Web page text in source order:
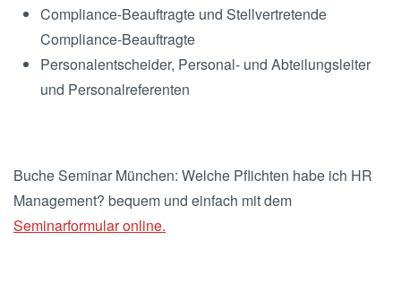
Compliance-Beauftragte und Stellvertretende
Compliance-Beauftragte
Personalentscheider, Personal- und Abteilungsleiter
und Personalreferenten
Buche Seminar München: Welche Pflichten habe ich HR
Management? bequem und einfach mit dem
Seminarformular online.